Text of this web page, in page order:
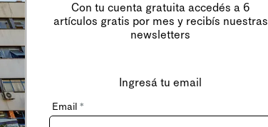
Con tu cuenta gratuita accedés a 6
artículos gratis por mes y recibís nuestras
newsletters
Ingresá tu email
Email *